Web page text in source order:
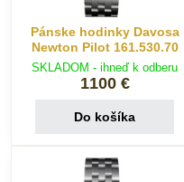
Pánske hodinky Davosa
Newton Pilot 161.530.70
SKLADOM - ihneď k odberu
1100 €
Do košíka